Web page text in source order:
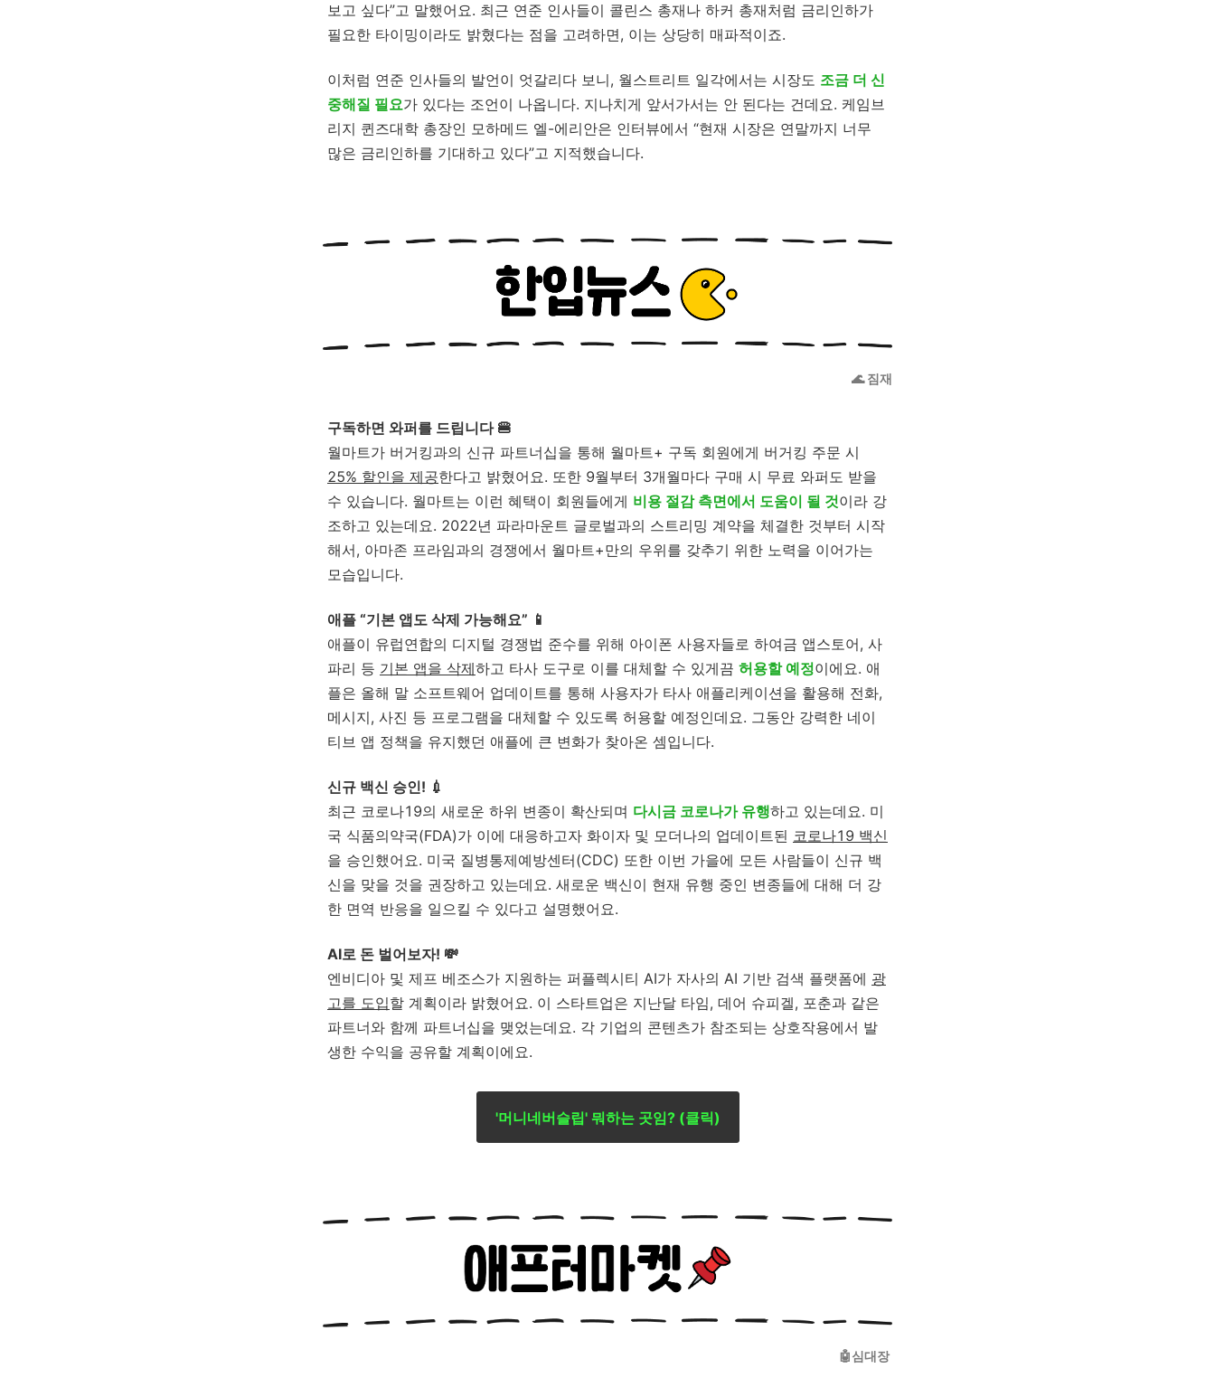
보고 싶다”고 말했어요. 최근 연준 인사들이 콜린스 총재나 하커 총재처럼 금리인하가
필요한 타이밍이라도 밝혔다는 점을 고려하면, 이는 상당히 매파적이죠.
이처럼 연준 인사들의 발언이 엇갈리다 보니, 월스트리트 일각에서는 시장도 조금 더 신
중해질 필요가 있다는 조언이 나옵니다. 지나치게 앞서가서는 안 된다는 건데요. 케임브
리지 퀸즈대학 총장인 모하메드 엘-에리안은 인터뷰에서 “현재 시장은 연말까지 너무
많은 금리인하를 기대하고 있다”고 지적했습니다.
🌊 짐재
구독하면 와퍼를 드립니다 🍔
월마트가 버거킹과의 신규 파트너십을 통해 월마트+ 구독 회원에게 버거킹 주문 시
25% 할인을 제공한다고 밝혔어요. 또한 9월부터 3개월마다 구매 시 무료 와퍼도 받을
수 있습니다. 월마트는 이런 혜택이 회원들에게 비용 절감 측면에서 도움이 될 것이라 강
조하고 있는데요. 2022년 파라마운트 글로벌과의 스트리밍 계약을 체결한 것부터 시작
해서, 아마존 프라임과의 경쟁에서 월마트+만의 우위를 갖추기 위한 노력을 이어가는
모습입니다.
애플 “기본 앱도 삭제 가능해요” 📱
애플이 유럽연합의 디지털 경쟁법 준수를 위해 아이폰 사용자들로 하여금 앱스토어, 사
파리 등 기본 앱을 삭제하고 타사 도구로 이를 대체할 수 있게끔 허용할 예정이에요. 애
플은 올해 말 소프트웨어 업데이트를 통해 사용자가 타사 애플리케이션을 활용해 전화,
메시지, 사진 등 프로그램을 대체할 수 있도록 허용할 예정인데요. 그동안 강력한 네이
티브 앱 정책을 유지했던 애플에 큰 변화가 찾아온 셈입니다.
신규 백신 승인! 💉
최근 코로나19의 새로운 하위 변종이 확산되며 다시금 코로나가 유행하고 있는데요. 미
국 식품의약국(FDA)가 이에 대응하고자 화이자 및 모더나의 업데이트된 코로나19 백신
을 승인했어요. 미국 질병통제예방센터(CDC) 또한 이번 가을에 모든 사람들이 신규 백
신을 맞을 것을 권장하고 있는데요. 새로운 백신이 현재 유행 중인 변종들에 대해 더 강
한 면역 반응을 일으킬 수 있다고 설명했어요.
AI로 돈 벌어보자! 💸
엔비디아 및 제프 베조스가 지원하는 퍼플렉시티 AI가 자사의 AI 기반 검색 플랫폼에 광
고를 도입할 계획이라 밝혔어요. 이 스타트업은 지난달 타임, 데어 슈피겔, 포춘과 같은
파트너와 함께 파트너십을 맺었는데요. 각 기업의 콘텐츠가 참조되는 상호작용에서 발
생한 수익을 공유할 계획이에요.
'머니네버슬립' 뭐하는 곳임? (클릭)
🤖심대장